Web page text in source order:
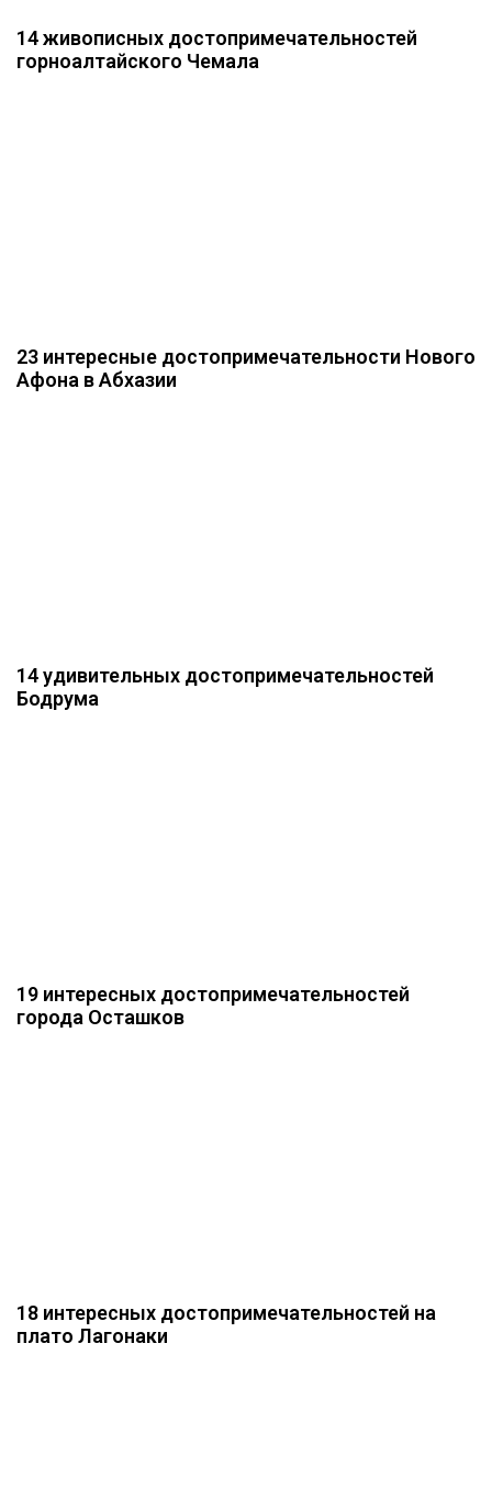
14 живописных достопримечательностей
горноалтайского Чемала
23 интересные достопримечательности Нового
Афона в Абхазии
14 удивительных достопримечательностей
Бодрума
19 интересных достопримечательностей
города Осташков
18 интересных достопримечательностей на
плато Лагонаки